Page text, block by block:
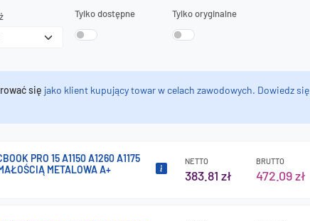
Tylko dostępne Tylko oryginalne
się jako klient kupujący towar w celach zawodowych. Dowiedz
PRO 15 A1150 A1260 A1175
METALOWA A+
NETTO
383.81 zł
BRUTTO
472.09 zł